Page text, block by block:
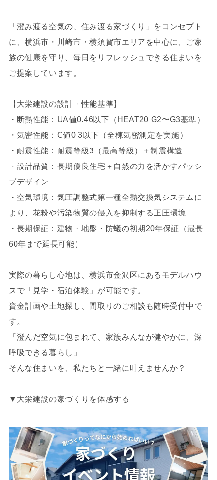
「澄み渡る空気の、住み渡る家づくり」をコンセプト
に、横浜市・川崎市・横須賀市エリアを中心に、ご家
族の健康を守り、毎日をリフレッシュできる住まいを
ご提案しています。
【大栄建設の設計・性能基準】
・断熱性能：UA値0.46以下（HEAT20 G2〜G3基準）
・気密性能：C値0.3以下（全棟気密測定を実施）
・耐震性能：耐震等級3（最高等級）＋制震構造
・設計品質：長期優良住宅＋自然の力を活かすパッシ
ブデザイン
・空気環境：気圧調整式第一種全熱交換気システムに
より、花粉や汚染物質の侵入を抑制する正圧環境
・長期保証：建物・地盤・防蟻の初期20年保証（最長
60年まで延長可能）
実際の暮らし心地は、横浜市金沢区にあるモデルハウ
スで「見学・宿泊体験」が可能です。
資金計画や土地探し、間取りのご相談も随時受付中で
す。
「澄んだ空気に包まれて、家族みんなが健やかに、深
呼吸できる暮らし」
そんな住まいを、私たちと一緒に叶えませんか？
▼大栄建設の家づくりを体感する